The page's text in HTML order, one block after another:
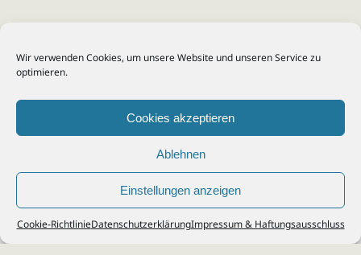
Wir verwenden Cookies, um unsere Website und unseren Service zu
optimieren.
Cookies akzeptieren
Ablehnen
Einstellungen anzeigen
Cookie-RichtlinieDatenschutzerklärungImpressum & Haftungsausschluss
© 2026Steuerberater Kempf, Köln - Steuerberatung Poll, Porz, Deutz, Mülheim,